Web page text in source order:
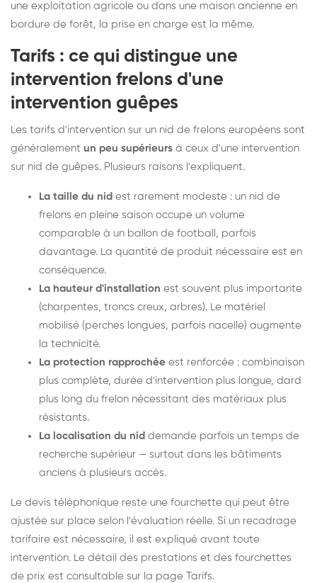
une exploitation agricole ou dans une maison ancienne en
bordure de forêt, la prise en charge est la même.
Tarifs : ce qui distingue une
intervention frelons d'une
intervention guêpes
Les tarifs d'intervention sur un nid de frelons européens sont
généralement un peu supérieurs à ceux d'une intervention
sur nid de guêpes. Plusieurs raisons l'expliquent.
La taille du nid est rarement modeste : un nid de
frelons en pleine saison occupe un volume
comparable à un ballon de football, parfois
davantage. La quantité de produit nécessaire est en
conséquence.
La hauteur d'installation est souvent plus importante
(charpentes, troncs creux, arbres). Le matériel
mobilisé (perches longues, parfois nacelle) augmente
la technicité.
La protection rapprochée est renforcée : combinaison
plus complète, durée d'intervention plus longue, dard
plus long du frelon nécessitant des matériaux plus
résistants.
La localisation du nid demande parfois un temps de
recherche supérieur — surtout dans les bâtiments
anciens à plusieurs accès.
Le devis téléphonique reste une fourchette qui peut être
ajustée sur place selon l'évaluation réelle. Si un recadrage
tarifaire est nécessaire, il est expliqué avant toute
intervention. Le détail des prestations et des fourchettes
de prix est consultable sur la page Tarifs.